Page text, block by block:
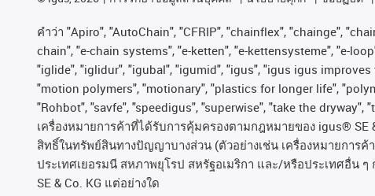
คําว่า "Apiro", "AutoChain", "CFRIP", "chainflex", "chainge",
chain", "e-chain systems", "e-ketten", "e-kettensysteme", "e-
"iglide", "iglidur", "igubal", "igumid", "igus", "igus igus
"motion polymers", "motionary", "plastics for longer life",
"Rohbot", "savfe", "speedigus", "superwise", "take the
เครื่องหมายการค้าที่ได้รับการคุ้มครองตามกฎหมายของ igus® SE
สิทธิ์ในทรัพย์สินทางปัญญาบางส่วน (ตัวอย่างเช่น เครื่องหมายการค้
ประเทศเยอรมนี สหภาพยุโรป สหรัฐอเมริกา และ/หรือประเทศอื่น ๆ
SE & Co. KG แต่อย่างใด